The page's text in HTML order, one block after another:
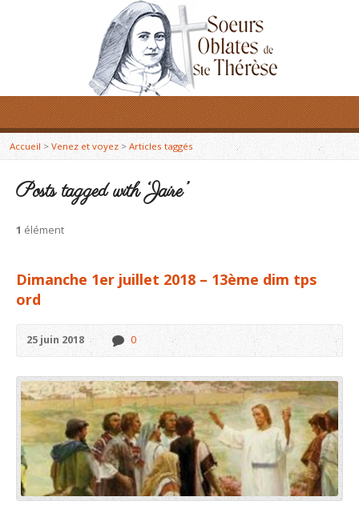
Accueil> Venez et voyez > Articles taggés
Posts tagged with ‘Jaire’
1 élément
Dimanche 1er juillet 2018 – 13ème dim tps
ord
25 juin 2018 0